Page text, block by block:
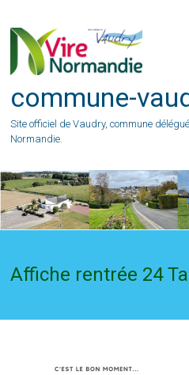
content
commune-
Site officiel de Vaudry, commune
Normandie.
Affiche rentrée 24